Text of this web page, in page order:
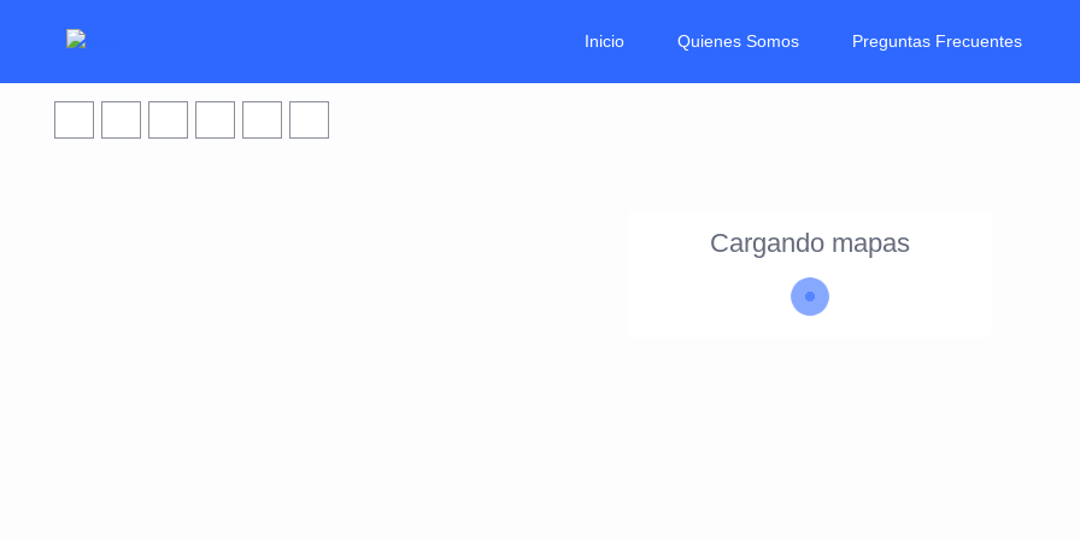
Inicio Quienes Somos Preguntas Frecuentes
Cargando mapas